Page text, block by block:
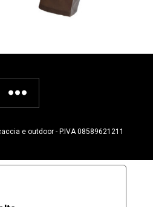
e outdoor - P.IVA 08589621211
relative alla privacy